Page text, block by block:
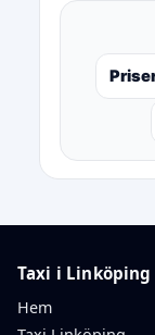
Taxi i Linköping
Hem